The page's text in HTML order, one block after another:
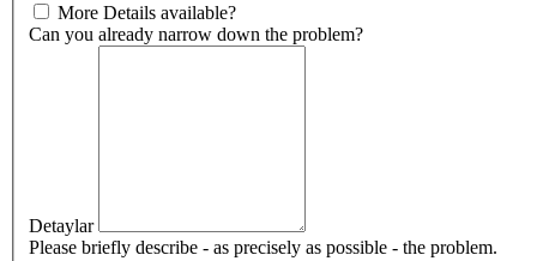
More Details available?
Can you already narrow down the problem?
Detaylar
Please briefly describe - as precisely as possible - the problem.